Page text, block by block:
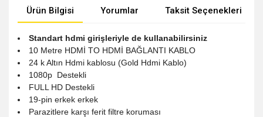
Ürün Bilgisi Yorumlar Taksit Seçenekleri
Standart hdmi girişleriyle de kullanabilirsiniz
10 Metre HDMİ TO HDMİ BAĞLANTI KABLO
24 k Altın Hdmi kablosu (Gold Hdmi Kablo)
1080p Destekli
FULL HD Destekli
19-pin erkek erkek
Parazitlere karşı ferit filtre koruması